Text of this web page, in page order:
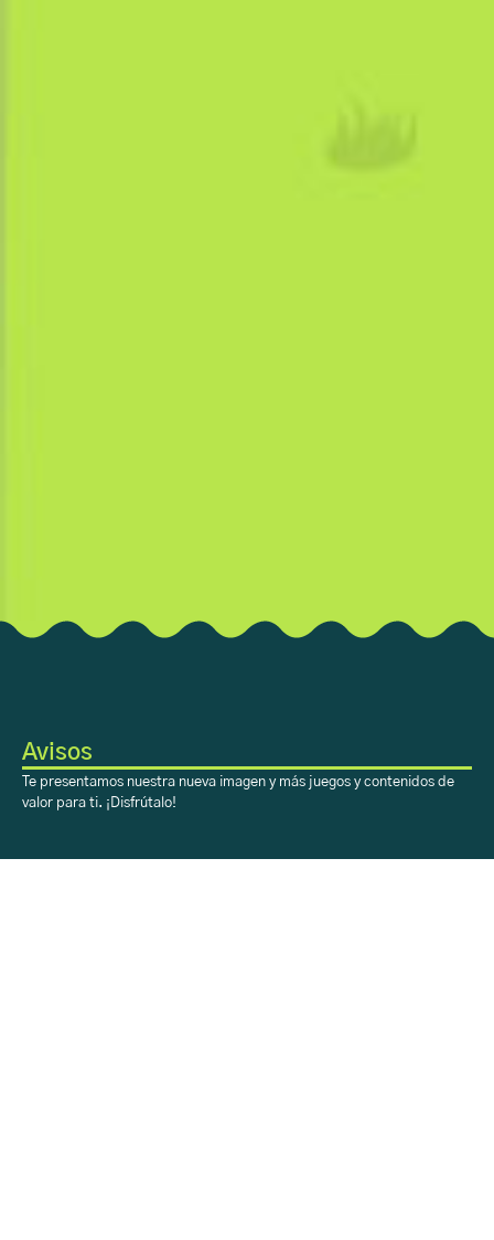
Avisos
Te presentamos nuestra nueva imagen y más juegos y contenidos de
valor para ti. ¡Disfrútalo!